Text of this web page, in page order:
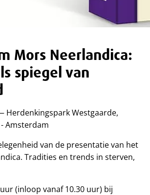
Mors Neerlandica:
spiegel van
Herdenkingspark Westgaarde,
Amsterdam
van de presentatie van het
Tradities en trends in sterven,
(inloop vanaf 10.30 uur) bij